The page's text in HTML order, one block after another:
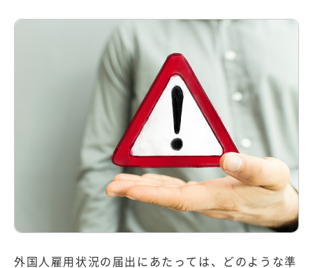
外国人雇用状況の届出にあたっては、どのような準